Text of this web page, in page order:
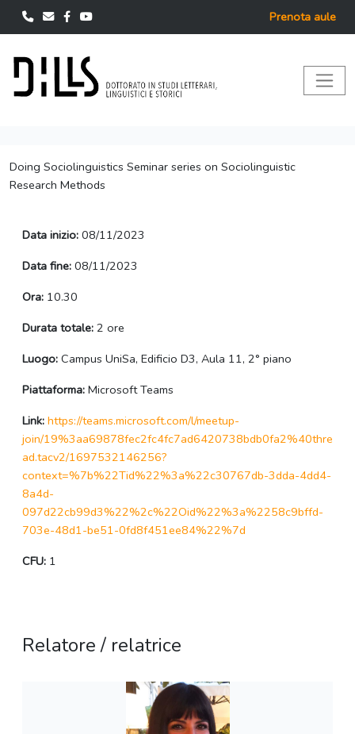
Prenota aule
Doing Sociolinguistics Seminar series on Sociolinguistic
Research Methods
Data inizio: 08/11/2023
Data fine: 08/11/2023
Ora: 10.30
Durata totale: 2 ore
Luogo: Campus UniSa, Edificio D3, Aula 11, 2° piano
Piattaforma: Microsoft Teams
Link: https://teams.microsoft.com/l/meetup-
join/19%3aa69878fec2fc4fc7ad6420738bdb0fa2%40thre
ad.tacv2/1697532146256?
context=%7b%22Tid%22%3a%22c30767db-3dda-4dd4-
8a4d-
097d22cb99d3%22%2c%22Oid%22%3a%2258c9bffd-
703e-48d1-be51-0fd8f451ee84%22%7d
CFU: 1
Relatore / relatrice